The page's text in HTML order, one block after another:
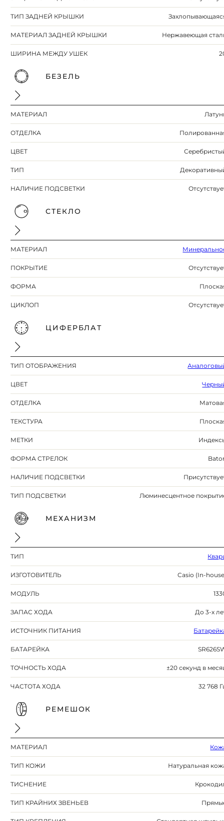
ТИП ЗАДНЕЙ КРЫШКИ
МАТЕРИАЛ ЗАДНЕЙ КРЫШКИ Нержавеющая
ШИРИНА МЕЖДУ УШЕК
БЕЗЕЛЬ
МАТЕРИАЛ
ОТДЕЛКА
ЦВЕТ
ТИП
НАЛИЧИЕ ПОДСВЕТКИ
СТЕКЛО
МАТЕРИАЛ
ПОКРЫТИЕ
ФОРМА
ЦИКЛОП
ЦИФЕРБЛАТ
ТИП ОТОБРАЖЕНИЯ
ЦВЕТ
ОТДЕЛКА
ТЕКСТУРА
МЕТКИ
ФОРМА СТРЕЛОК
НАЛИЧИЕ ПОДСВЕТКИ
ТИП ПОДСВЕТКИ Люминесцентное
МЕХАНИЗМ
ТИП
ИЗГОТОВИТЕЛЬ Casio (In-
МОДУЛЬ
ЗАПАС ХОДА До 3-х
ИСТОЧНИК ПИТАНИЯ
БАТАРЕЙКА
ТОЧНОСТЬ ХОДА ±20 секунд в
ЧАСТОТА ХОДА 32 768
РЕМЕШОК
МАТЕРИАЛ
ТИП КОЖИ Натуральная
ТИСНЕНИЕ
ТИП КРАЙНИХ ЗВЕНЬЕВ